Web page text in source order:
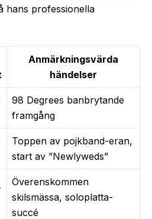
hans professionella
Anmärkningsvärda
händelser
98 Degrees banbrytande
framgång
Toppen av pojkband-eran,
start av ”Newlyweds”
Överenskommen
skilsmässa, soloplatta-
succé